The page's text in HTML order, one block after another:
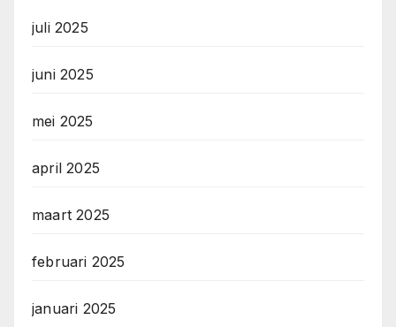
juli 2025
juni 2025
mei 2025
april 2025
maart 2025
februari 2025
januari 2025